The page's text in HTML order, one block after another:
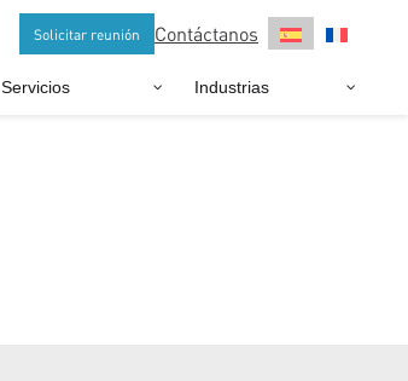
Solicitar reunión Contáctanos
Servicios Industrias